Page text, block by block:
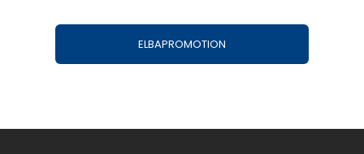
ELBAPROMOTION